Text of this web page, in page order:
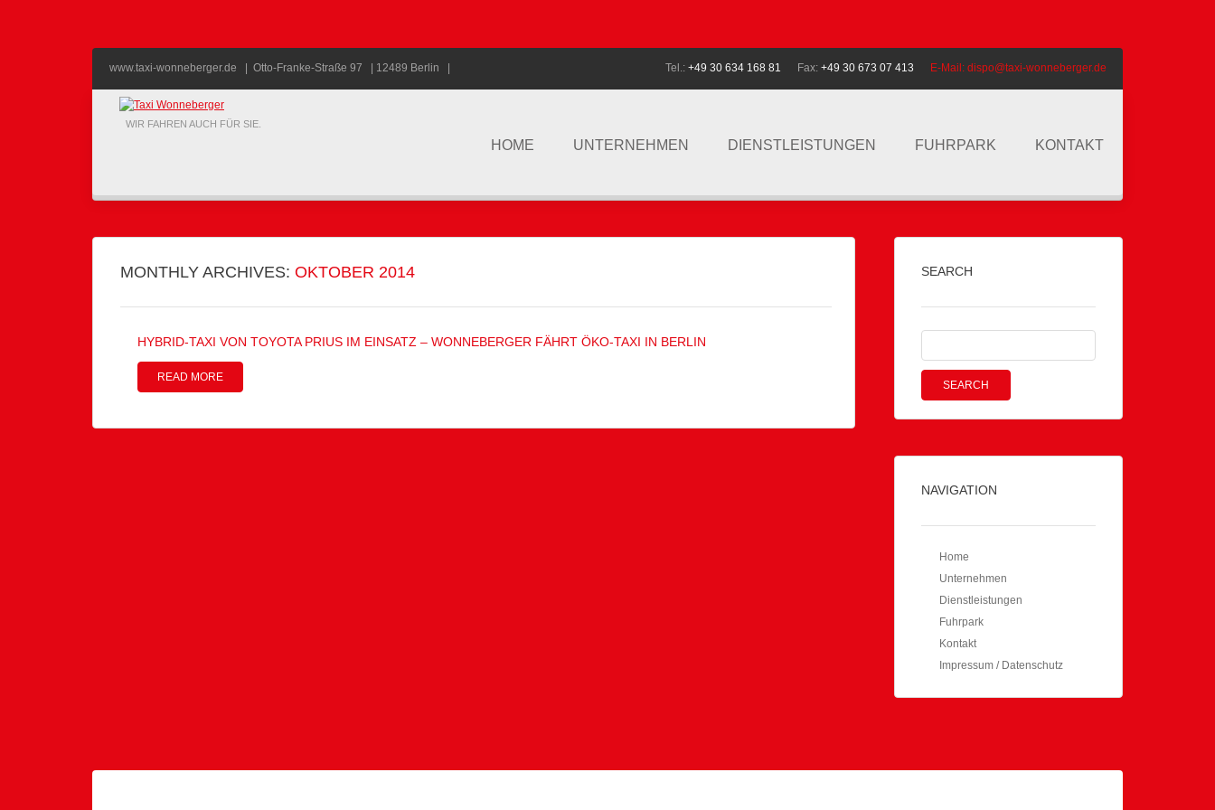
www.taxi-wonneberger.de Otto-Franke-Straße 97 | 12489 Berlin | Tel.: +49 30 634 168 81 Fax: +49 30 673 07 413 E-Mail: dispo@taxi-wonneberger.de
WIR FAHREN AUCH FÜR SIE.
HOME UNTERNEHMEN DIENSTLEISTUNGEN FUHRPARK KONTAKT
MONTHLY ARCHIVES: OKTOBER 2014
HYBRID-TAXI VON TOYOTA PRIUS IM EINSATZ – WONNEBERGER FÄHRT ÖKO-TAXI IN BERLIN
READ MORE
SEARCH
NAVIGATION
Home
Unternehmen
Dienstleistungen
Fuhrpark
Kontakt
Impressum / Datenschutz